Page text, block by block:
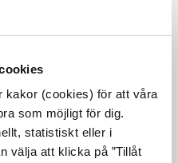
kakor (cookies) för att våra
som möjligt för dig.
statistiskt eller i
välja att klicka på ”Tillåt
Lin Chiew, senior
tillsammans gjort
delar som ingår i
samt